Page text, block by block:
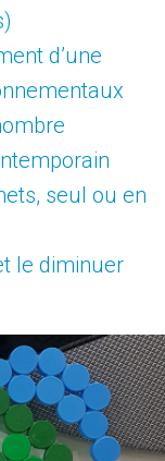
d’une
seul ou en
le diminuer